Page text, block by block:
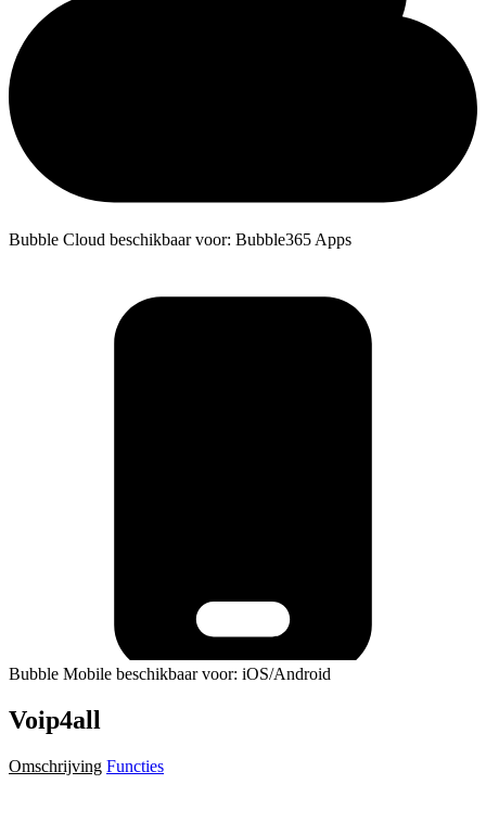
Bubble Cloud beschikbaar voor: Bubble365 Apps
Bubble Mobile beschikbaar voor: iOS/Android
Voip4all
Omschrijving Functies